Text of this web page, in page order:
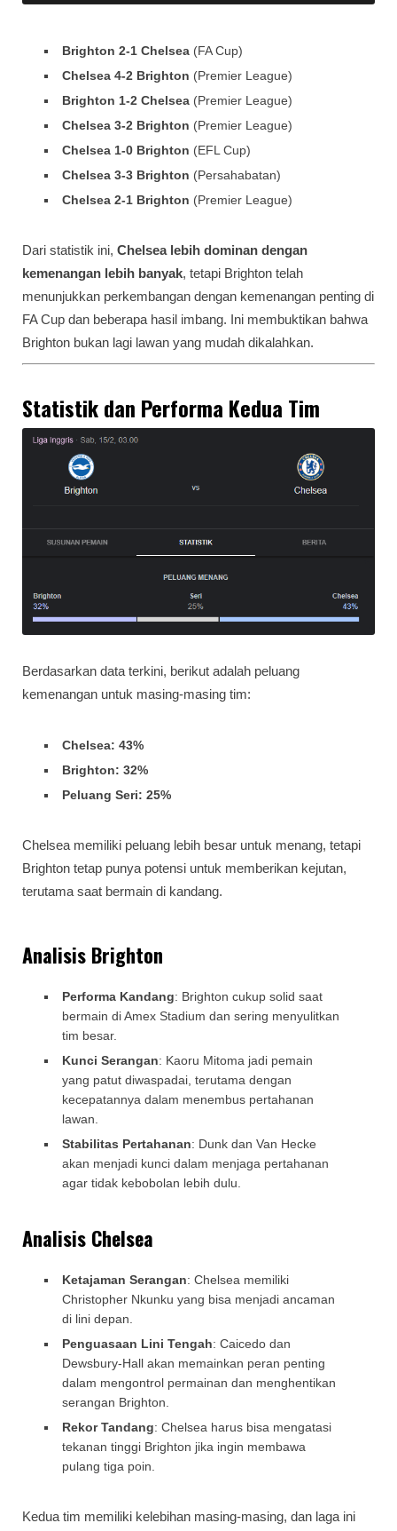
Brighton 2-1 Chelsea (FA Cup)
Chelsea 4-2 Brighton (Premier League)
Brighton 1-2 Chelsea (Premier League)
Chelsea 3-2 Brighton (Premier League)
Chelsea 1-0 Brighton (EFL Cup)
Chelsea 3-3 Brighton (Persahabatan)
Chelsea 2-1 Brighton (Premier League)
Dari statistik ini, Chelsea lebih dominan dengan
kemenangan lebih banyak, tetapi Brighton telah
menunjukkan perkembangan dengan kemenangan penting di
FA Cup dan beberapa hasil imbang. Ini membuktikan bahwa
Brighton bukan lagi lawan yang mudah dikalahkan.
Statistik dan Performa Kedua Tim
Berdasarkan data terkini, berikut adalah peluang
kemenangan untuk masing-masing tim:
Chelsea: 43%
Brighton: 32%
Peluang Seri: 25%
Chelsea memiliki peluang lebih besar untuk menang, tetapi
Brighton tetap punya potensi untuk memberikan kejutan,
terutama saat bermain di kandang.
Analisis Brighton
Performa Kandang: Brighton cukup solid saat
bermain di Amex Stadium dan sering menyulitkan
tim besar.
Kunci Serangan: Kaoru Mitoma jadi pemain
yang patut diwaspadai, terutama dengan
kecepatannya dalam menembus pertahanan
lawan.
Stabilitas Pertahanan: Dunk dan Van Hecke
akan menjadi kunci dalam menjaga pertahanan
agar tidak kebobolan lebih dulu.
Analisis Chelsea
Ketajaman Serangan: Chelsea memiliki
Christopher Nkunku yang bisa menjadi ancaman
di lini depan.
Penguasaan Lini Tengah: Caicedo dan
Dewsbury-Hall akan memainkan peran penting
dalam mengontrol permainan dan menghentikan
serangan Brighton.
Rekor Tandang: Chelsea harus bisa mengatasi
tekanan tinggi Brighton jika ingin membawa
pulang tiga poin.
Kedua tim memiliki kelebihan masing-masing, dan laga ini